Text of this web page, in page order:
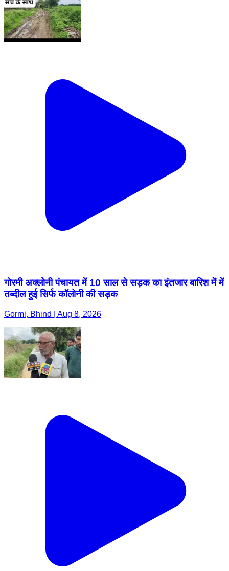
गोरमी अक्लोनी पंचायत में 10 साल से सड़क का इंतजार बारिश में में
तब्दील हुई सिर्फ कॉलोनी की सड़क
Gormi, Bhind | Aug 8, 2026